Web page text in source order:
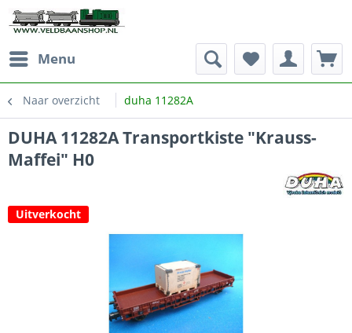
Menu
Naar overzicht duha 11282A
DUHA 11282A Transportkiste "Krauss-
Maffei" H0
Uitverkocht